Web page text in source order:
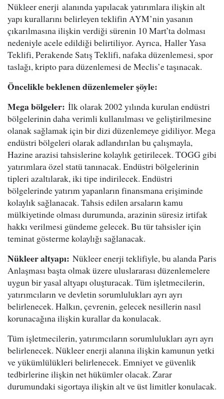
Nükleer enerji alanında yapılacak yatırımlara ilişkin alt
yapı kurallarını belirleyen teklifin AYM’nin yasanın
çıkarılmasına ilişkin verdiği sürenin 10 Mart’ta dolması
nedeniyle acele edildiği belirtiliyor. Ayrıca, Haller Yasa
Teklifi, Perakende Satış Teklifi, nafaka düzenlemesi, spor
taslağı, kripto para düzenlemesi de Meclis’e taşınacak.
Öncelikle beklenen düzenlemeler şöyle:
Mega bölgeler: İlk olarak 2002 yılında kurulan endüstri
bölgelerinin daha verimli kullanılması ve geliştirilmesine
olanak sağlamak için bir dizi düzenlemeye gidiliyor. Mega
endüstri bölgeleri olarak adlandırılan bu çalışmayla,
Hazine arazisi tahsislerine kolaylık getirilecek. TOGG gibi
yatırımlara özel statü tanınacak. Endüstri bölgelerinin
tipleri azaltılarak, iki tipe indirilecek. Endüstri
bölgelerinde yatırım yapanların finansmana erişiminde
kolaylık sağlanacak. Tahsis edilen arsaların kamu
mülkiyetinde olması durumunda, arazinin süresiz irtifak
hakkı verilmesi gündeme gelecek. Bu tür tahsisler için
teminat gösterme kolaylığı sağlanacak.
Nükleer altyapı: Nükleer enerji teklifiyle, bu alanda Paris
Anlaşması başta olmak üzere uluslararası düzenlemelere
uygun bir yasal altyapı oluşturacak. Tüm işletmecilerin,
yatırımcıların ve devletin sorumlulukları ayrı ayrı
belirlenecek. Halkın, çevrenin, gelecek nesillerin nasıl
korunacağına ilişkin kurallar da konulacak.
Tüm işletmecilerin, yatırımcıların sorumlulukları ayrı ayrı
belirlenecek. Nükleer enerji alanına ilişkin kamunun yetki
ve yükümlülükleri belirlenecek. Emniyet ve güvenlik
tedbirlerine ilişkin net hükümler olacak. Zarar
durumundaki sigortaya ilişkin alt ve üst limitler konulacak.